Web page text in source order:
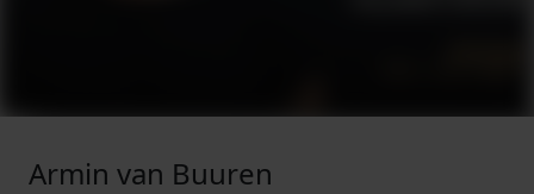
Armin van Buuren